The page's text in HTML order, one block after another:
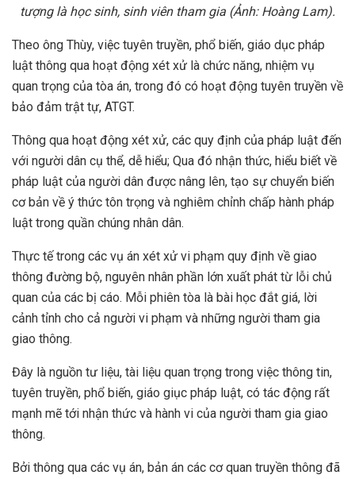
tượng là học sinh, sinh viên tham gia (Ảnh: Hoàng Lam).
Theo ông Thùy, việc tuyên truyền, phổ biến, giáo dục pháp
luật thông qua hoạt động xét xử là chức năng, nhiệm vụ
quan trọng của tòa án, trong đó có hoạt động tuyên truyền về
bảo đảm trật tự, ATGT.
Thông qua hoạt động xét xử, các quy định của pháp luật đến
với người dân cụ thể, dễ hiểu; Qua đó nhận thức, hiểu biết về
pháp luật của người dân được nâng lên, tạo sự chuyển biến
cơ bản về ý thức tôn trọng và nghiêm chỉnh chấp hành pháp
luật trong quần chúng nhân dân.
Thực tế trong các vụ án xét xử vi phạm quy định về giao
thông đường bộ, nguyên nhân phần lớn xuất phát từ lỗi chủ
quan của các bị cáo. Mỗi phiên tòa là bài học đắt giá, lời
cảnh tỉnh cho cả người vi phạm và những người tham gia
giao thông.
Đây là nguồn tư liệu, tài liệu quan trọng trong việc thông tin,
tuyên truyền, phổ biến, giáo giục pháp luật, có tác động rất
mạnh mẽ tới nhận thức và hành vi của người tham gia giao
thông.
Bởi thông qua các vụ án, bản án các cơ quan truyền thông đã